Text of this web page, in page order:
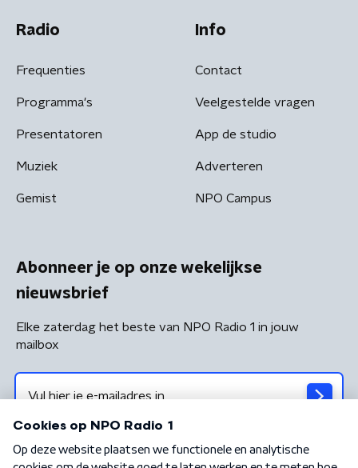
Radio
Frequenties
Programma's
Presentatoren
Muziek
Gemist
Info
Contact
Veelgestelde vragen
App de studio
Adverteren
NPO Campus
Abonneer je op onze wekelijkse
nieuwsbrief
Elke zaterdag het beste van NPO Radio 1 in jouw
mailbox